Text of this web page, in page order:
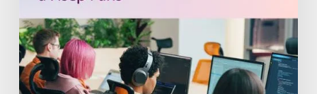
Inclusion
»
–
Isep